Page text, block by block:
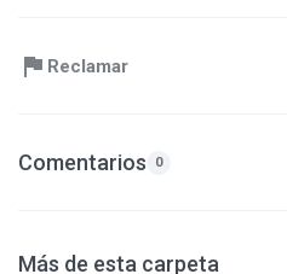
Reclamar
Comentarios 0
Más de esta carpeta